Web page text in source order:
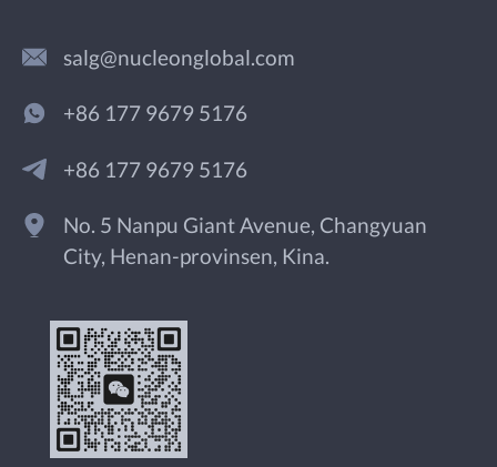
salg@nucleonglobal.com
+86 177 9679 5176
+86 177 9679 5176
No. 5 Nanpu Giant Avenue, Changyuan
City, Henan-provinsen, Kina.